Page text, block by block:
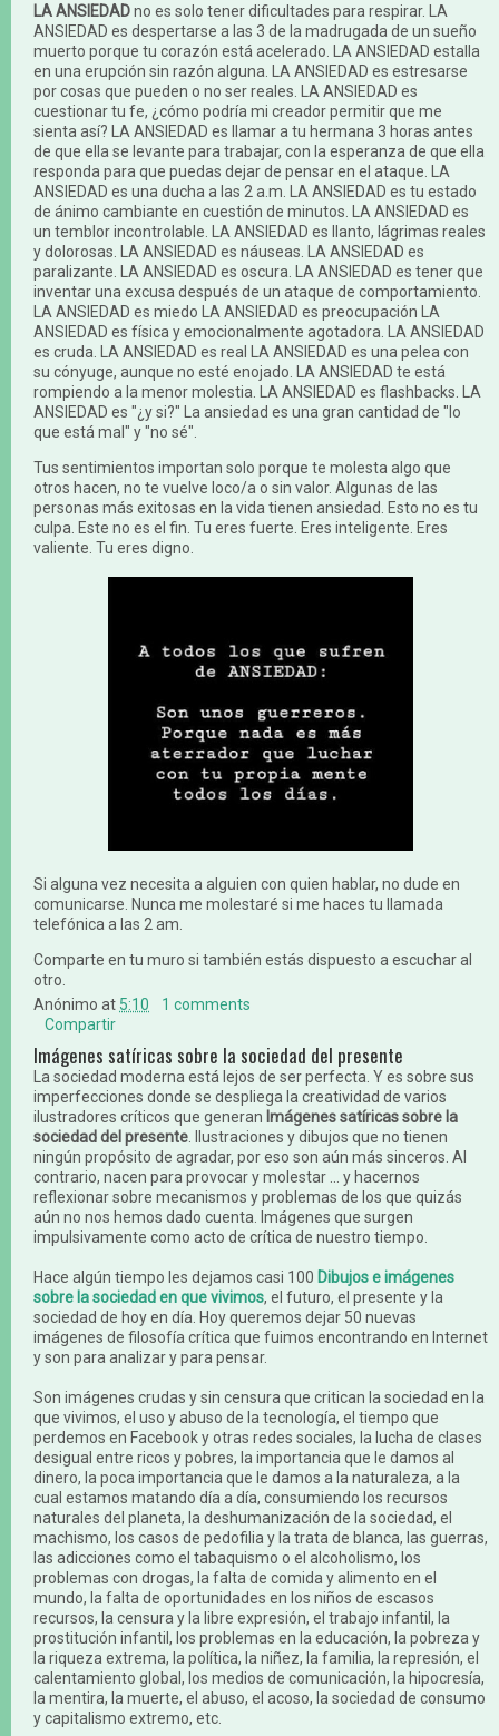
LA ANSIEDADno es solo tener dificultades para respirar. LA
ANSIEDAD es despertarse a las 3 de la madrugada de un sueño
muerto porque tu corazón está acelerado. LA ANSIEDAD estalla
en una erupción sin razón alguna. LA ANSIEDAD es estresarse
por cosas que pueden o no ser reales. LA ANSIEDAD es
cuestionar tu fe, ¿cómo podría mi creador permitir que me
sienta así? LA ANSIEDAD es llamar a tu hermana 3 horas antes
de que ella se levante para trabajar, con la esperanza de que ella
responda para que puedas dejar de pensar en el ataque. LA
ANSIEDAD es una ducha a las 2 a.m. LA ANSIEDAD es tu estado
de ánimo cambiante en cuestión de minutos. LA ANSIEDAD es
un temblor incontrolable. LA ANSIEDAD es llanto, lágrimas reales
y dolorosas. LA ANSIEDAD es náuseas. LA ANSIEDAD es
paralizante. LA ANSIEDAD es oscura. LA ANSIEDAD es tener que
inventar una excusa después de un ataque de comportamiento.
LA ANSIEDAD es miedo LA ANSIEDAD es preocupación LA
ANSIEDAD es física y emocionalmente agotadora. LA ANSIEDAD
es cruda. LA ANSIEDAD es real LA ANSIEDAD es una pelea con
su cónyuge, aunque no esté enojado. LA ANSIEDAD te está
rompiendo a la menor molestia. LA ANSIEDAD es flashbacks. LA
ANSIEDAD es "¿y si?" La ansiedad es una gran cantidad de "lo
que está mal" y "no sé".
Tus sentimientos importan solo porque te molesta algo que
otros hacen, no te vuelve loco/a o sin valor. Algunas de las
personas más exitosas en la vida tienen ansiedad. Esto no es tu
culpa. Este no es el fin. Tu eres fuerte. Eres inteligente. Eres
valiente. Tu eres digno.
Si alguna vez necesita a alguien con quien hablar, no dude en
comunicarse. Nunca me molestaré si me haces tu llamada
telefónica a las 2 am.
Comparte en tu muro si también estás dispuesto a escuchar al
otro.
Anónimo at 5:10
1 comments
Compartir
Imágenes satíricas sobre la sociedad del presente
La sociedad moderna está lejos de ser perfecta. Y es sobre sus
imperfecciones donde se despliega la creatividad de varios
ilustradores críticos que generan Imágenes satíricas sobre la
sociedad del presente . Ilustraciones y dibujos que no tienen
ningún propósito de agradar, por eso son aún más sinceros. Al
contrario, nacen para provocar y molestar ... y hacernos
reflexionar sobre mecanismos y problemas de los que quizás
aún no nos hemos dado cuenta. Imágenes que surgen
impulsivamente como acto de crítica de nuestro tiempo.
Hace algún tiempo les dejamos casi 100 Dibujos e imágenes
sobre la sociedad en que vivimos, el futuro, el presente y la
sociedad de hoy en día. Hoy queremos dejar 50 nuevas
imágenes de filosofía crítica que fuimos encontrando en Internet
y son para analizar y para pensar.
Son imágenes crudas y sin censura que critican la sociedad en la
que vivimos, el uso y abuso de la tecnología, el tiempo que
perdemos en Facebook y otras redes sociales, la lucha de clases
desigual entre ricos y pobres, la importancia que le damos al
dinero, la poca importancia que le damos a la naturaleza, a la
cual estamos matando día a día, consumiendo los recursos
naturales del planeta, la deshumanización de la sociedad, el
machismo, los casos de pedofilia y la trata de blanca, las guerras,
las adicciones como el tabaquismo o el alcoholismo, los
problemas con drogas, la falta de comida y alimento en el
mundo, la falta de oportunidades en los niños de escasos
recursos, la censura y la libre expresión, el trabajo infantil, la
prostitución infantil, los problemas en la educación, la pobreza y
la riqueza extrema, la política, la niñez, la familia, la represión, el
calentamiento global, los medios de comunicación, la hipocresía,
la mentira, la muerte, el abuso, el acoso, la sociedad de consumo
y capitalismo extremo, etc.